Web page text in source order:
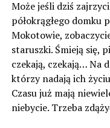
Może jeśli dziś
półokrągłego
Mokotowie,
staruszki. Śmieją się,
czekają, czekają… Na
którzy nadają ich
Czasu już mają
niebycie. Trzeba